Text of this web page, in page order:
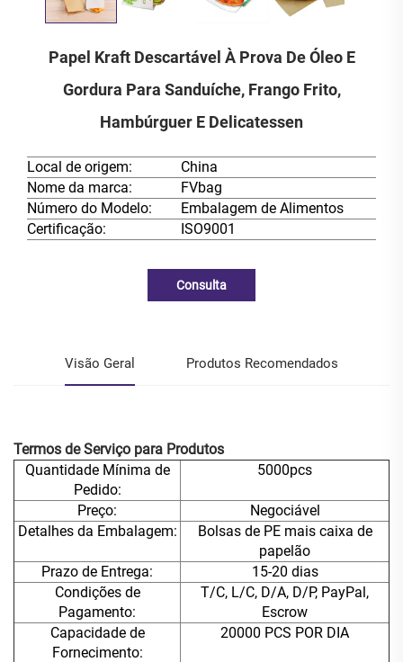
Papel Kraft Descartável À Prova De Óleo E
Gordura Para Sanduíche, Frango Frito,
Hambúrguer E Delicatessen
Local de origem:
China
Nome da marca:
FVbag
Número do Modelo:
Embalagem de Alimentos
Certificação:
ISO9001
Consulta
Visão Geral Produtos Recomendados
Termos de Serviço para Produtos
Quantidade Mínima de
Pedido:
5000pcs
Preço:
Negociável
Detalhes da Embalagem:
Bolsas de PE mais caixa de
papelão
Prazo de Entrega:
15-20 dias
Condições de
Pagamento:
T/C, L/C, D/A, D/P, PayPal,
Escrow
Capacidade de
Fornecimento:
20000 PCS POR DIA